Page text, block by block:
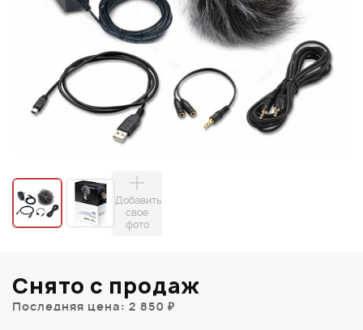
Добавить
свое
фото
Снято с продаж
Последняя цена: 2 850 ₽